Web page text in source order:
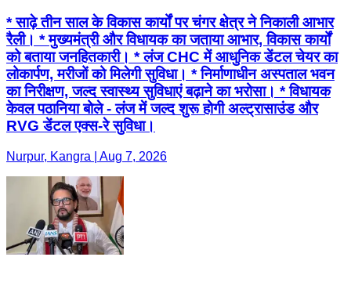
* साढ़े तीन साल के विकास कार्यों पर चंगर क्षेत्र ने निकाली आभार
रैली। * मुख्यमंत्री और विधायक का जताया आभार, विकास कार्यों
को बताया जनहितकारी। * लंज CHC में आधुनिक डेंटल चेयर का
लोकार्पण, मरीजों को मिलेगी सुविधा। * निर्माणाधीन अस्पताल भवन
का निरीक्षण, जल्द स्वास्थ्य सुविधाएं बढ़ाने का भरोसा। * विधायक
केवल पठानिया बोले - लंज में जल्द शुरू होगी अल्ट्रासाउंड और
RVG डेंटल एक्स-रे सुविधा।
Nurpur, Kangra | Aug 7, 2026